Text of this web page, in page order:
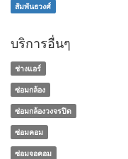
สัมพันธวงศ์
บริการอื่นๆ
ช่างแอร์
ซ่อมกล้อง
ซ่อมกล้องวงจรปิด
ซ่อมคอม
ซ่อมจอคอม